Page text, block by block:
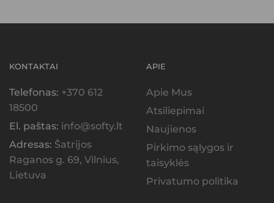
KONTAKTAI
Telefonas: +370 612
18500
El. paštas: info@softy.lt
Adresas: Šatrijos
Raganos g. 69, Vilnius,
Lietuva
APIE
Apie Mus
Atsiliepimai
Naujienos
Pirkimo sąlygos ir
taisyklės
Privatumo politika